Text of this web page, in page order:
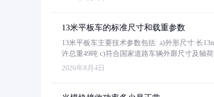
13米平板车的标准尺寸和载重参数
13米平板车主要技术参数包括: a)外形尺寸:长
许总重49吨 c)符合国家道路车辆外廓尺寸及轴
2026年8月4日